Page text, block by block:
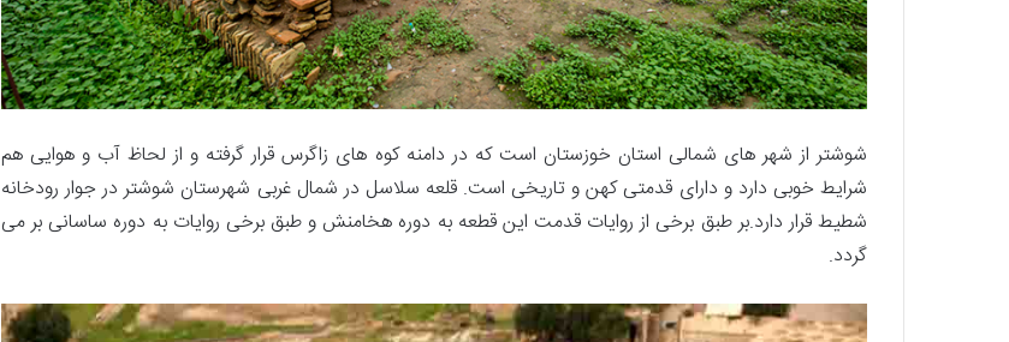
شوشتر از شهر های شمالی استان خوزستان است که در دامنه کوه های زاگرس قرار گرفته و از لحاظ آب و هوایی هم
شرایط خوبی دارد و دارای قدمتی کهن و تاریخی است. قلعه سلاسل در شمال غربی شهرستان شوشتر در جوار رودخانه
شطیط قرار دارد.بر طبق برخی از روایات قدمت این قطعه به دوره هخامنش و طبق برخی روایات به دوره ساسانی بر می
گردد.